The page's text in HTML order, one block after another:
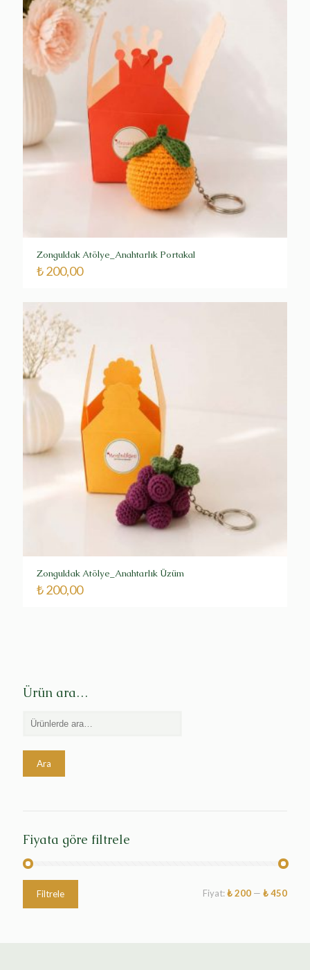
Zonguldak Atölye_Anahtarlık Portakal
₺200,00
Zonguldak Atölye_Anahtarlık Üzüm
₺200,00
Ürün ara…
Ara
Fiyata göre filtrele
Filtrele Fiyat:₺ 200 — ₺ 450